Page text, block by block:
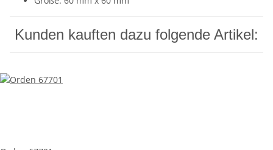
Kunden kauften dazu folgende Artikel: